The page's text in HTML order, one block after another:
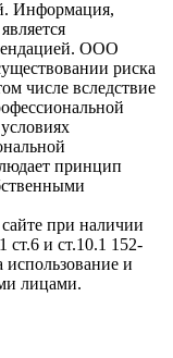
Информация,
ООО
риска
числе вследствие
принцип
при наличии
ст.6 и ст.10.1 152-
и
лицами.